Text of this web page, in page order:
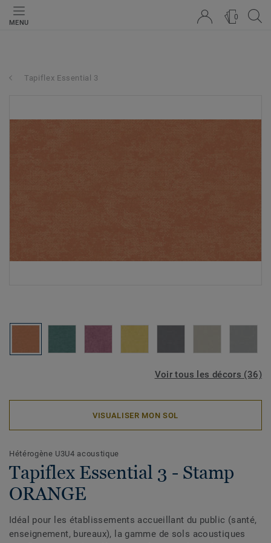
MENU
0
Tapiflex Essential 3
Voir tous les décors (36)
VISUALISER MON SOL
Hétérogène U3U4 acoustique
Tapiflex Essential 3 - Stamp
ORANGE
Idéal pour les établissements accueillant du public (santé,
enseignement, bureaux), la gamme de sols acoustiques